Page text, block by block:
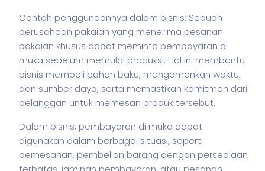
Contoh penggunaannya dalam bisnis: Sebuah
perusahaan pakaian yang menerima pesanan
pakaian khusus dapat meminta pembayaran di
muka sebelum memulai produksi. Hal ini membantu
bisnis membeli bahan baku, mengamankan waktu
dan sumber daya, serta memastikan komitmen dari
pelanggan untuk memesan produk tersebut.
Dalam bisnis, pembayaran di muka dapat
digunakan dalam berbagai situasi, seperti
pemesanan, pembelian barang dengan persediaan